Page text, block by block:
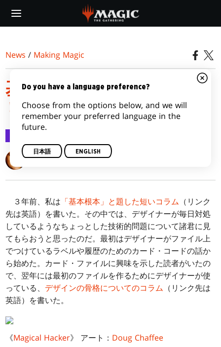
main
News / Making Magic
基本根本：より高いレア
リティ
Mark Rosewater
３年前、私は 「基本根本」と題した短いコラム （リンク
先は英語）を書いた。その中では、デザイナーが毎日対処
しているようなちょっとした技術的問題について諸君に見
てもらおうと思ったのだ。最初はデザイナーがファイル上
でつけているラベルや履歴のためのカード・コードの話か
ら始めた。カード・ファイルに興味を示した読者がいたの
で、翌年には最初のファイルを作るためにデザイナーが使
っている、 デザインの骨格についてのコラム （リンク先は
英語）を書いた。
《Magical Hacker》 アート： Doug Chaffee
Do you have a language preference?
Choose from the options below, and we will
remember your preferred language in the
future.
日本語 ENGLISH